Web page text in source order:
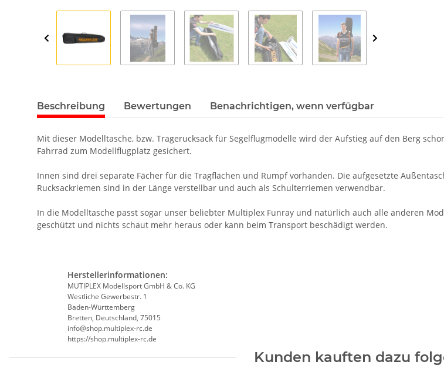
Beschreibung Bewertungen Benachrichtigen, wenn verfügbar
Mit dieser Modelltasche, bzw. Tragerucksack für Segelflugmodelle wird der Aufstieg auf den Berg
Fahrrad zum Modellflugplatz gesichert.
Innen sind drei separate Fächer für die Tragflächen und Rumpf vorhanden. Die aufgesetzte
Rucksackriemen sind in der Länge verstellbar und auch als Schulterriemen verwendbar.
In die Modelltasche passt sogar unser beliebter Multiplex Funray und natürlich auch alle anderen
geschützt und nichts schaut mehr heraus oder kann beim Transport beschädigt werden.
Herstellerinformationen:
MUTIPLEX Modellsport GmbH & Co. KG
Westliche Gewerbestr. 1
Baden-Württemberg
Bretten, Deutschland, 75015
info@shop.multiplex-rc.de
https://shop.multiplex-rc.de
Kunden kauften dazu